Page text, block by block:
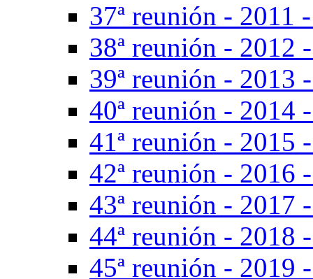
37ª reunión - 2011
38ª reunión - 2012
39ª reunión - 2013
40ª reunión - 2014
41ª reunión - 2015
42ª reunión - 2016
43ª reunión - 2017
44ª reunión - 2018
45ª reunión - 2019